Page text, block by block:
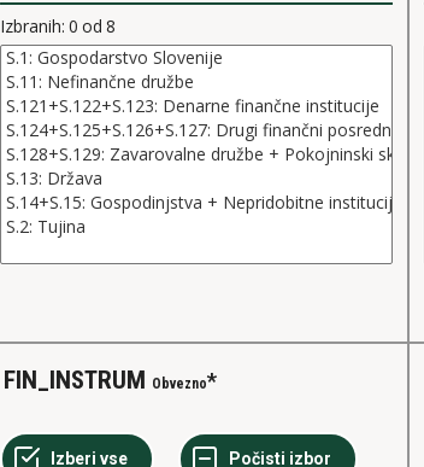
Izbranih: 0 od 8
FIN_INSTRUM Obvezno